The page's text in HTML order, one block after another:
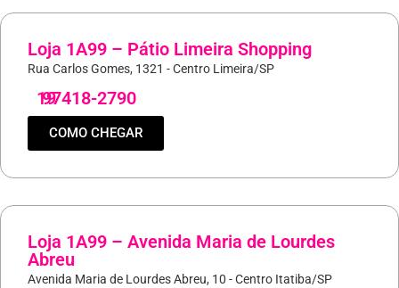
Loja 1A99 – Pátio Limeira Shopping
Rua Carlos Gomes, 1321 - Centro Limeira/SP
19
97418-2790
COMO CHEGAR
Loja 1A99 – Avenida Maria de Lourdes
Abreu
Avenida Maria de Lourdes Abreu, 10 - Centro Itatiba/SP